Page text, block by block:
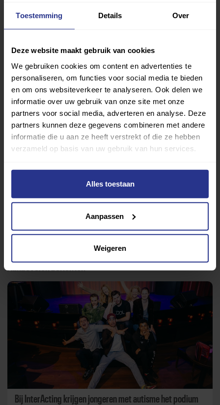
Toestemming Details Over
Deze website maakt gebruik van cookies
We gebruiken cookies om content en advertenties te
personaliseren, om functies voor social media te bieden
en om ons websiteverkeer te analyseren. Ook delen we
informatie over uw gebruik van onze site met onze
partners voor social media, adverteren en analyse. Deze
partners kunnen deze gegevens combineren met andere
informatie die u aan ze heeft verstrekt of die ze hebben
verzameld op basis van uw gebruik van hun services.
Alles toestaan
Aanpassen
Weigeren
vind je gemakkelijk jouw favoriete sport of activiteit.
Met meer dan 4250 sportclubs is er altijd een sport
Sport zoeken
Verder lezen over
Tips & tricks
Terug naar nieuwsoverzicht
Aanbevolen berichten
Bij InterActing krijgen jongeren met autisme het podium